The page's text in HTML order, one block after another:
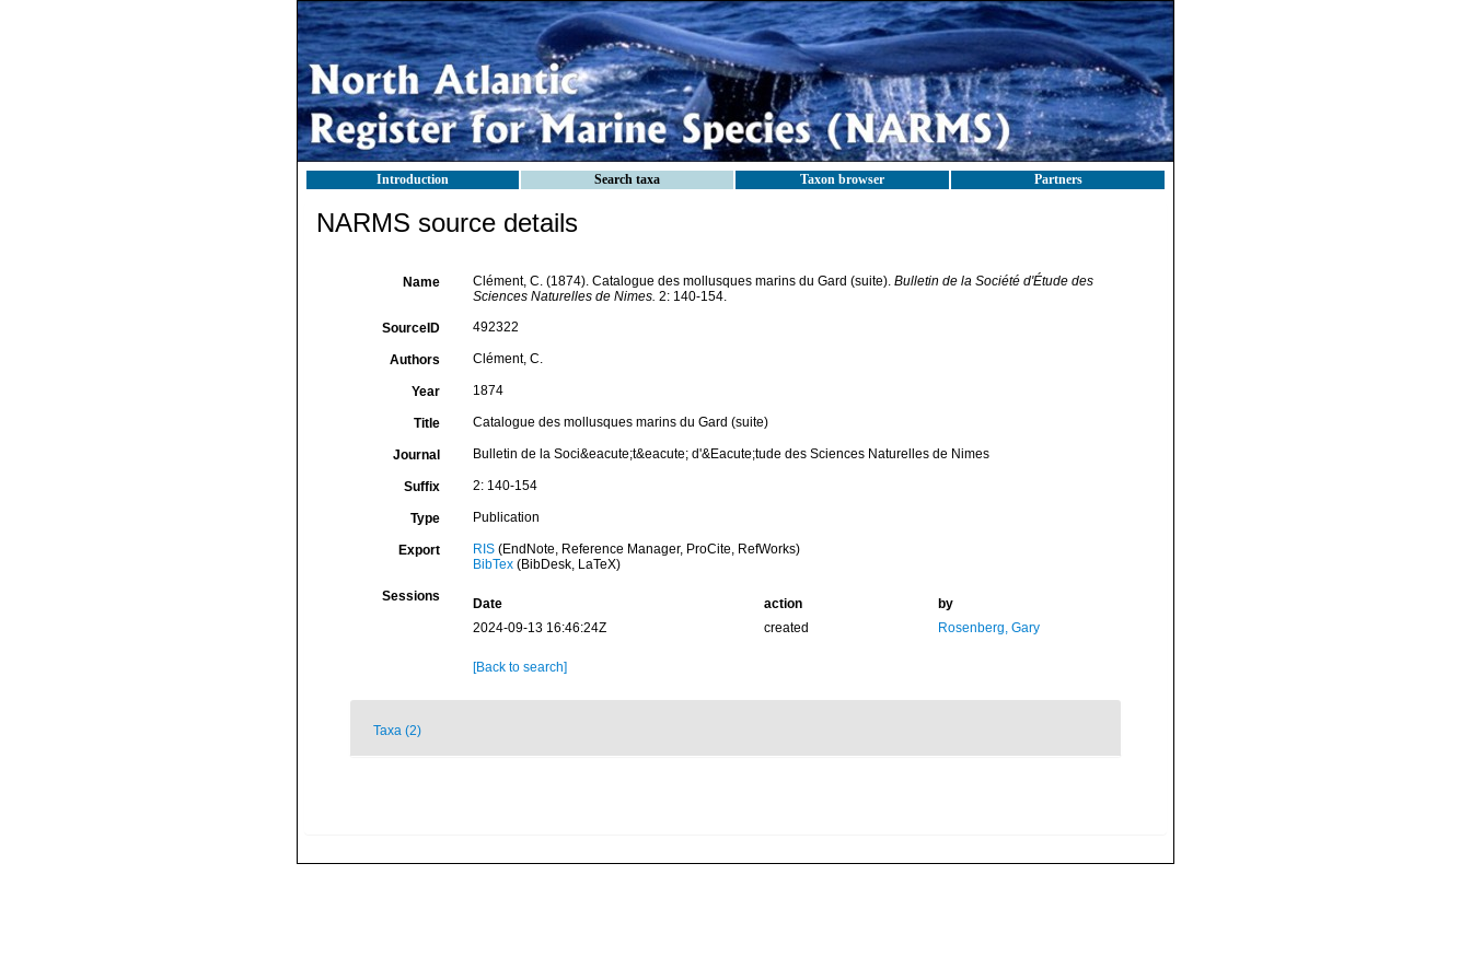
Introduction Search taxa Taxon browser Partners
NARMS source details
Name Clément, C. (1874). Catalogue des mollusques marins du Gard (suite). Bulletin de la Société d'Étude des
Sciences Naturelles de Nimes. 2: 140-154.
SourceID 492322
Authors Clément, C.
Year 1874
Title Catalogue des mollusques marins du Gard (suite)
Journal Bulletin de la Soci&eacute;t&eacute; d'&Eacute;tude des Sciences Naturelles de Nimes
Suffix 2: 140-154
Type Publication
Export RIS(EndNote, Reference Manager, ProCite, RefWorks)
BibTex(BibDesk, LaTeX)
Sessions Date action
by
2024-09-13 16:46:24Z
created Rosenberg, Gary
[Back to search]
Taxa (2)